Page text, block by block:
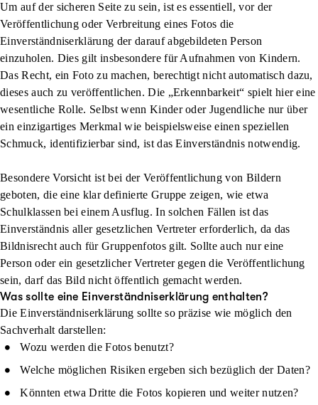
Um auf der sicheren Seite zu sein, ist es essentiell, vor der
Veröffentlichung oder Verbreitung eines Fotos die
Einverständniserklärung der darauf abgebildeten Person
einzuholen. Dies gilt insbesondere für Aufnahmen von Kindern.
Das Recht, ein Foto zu machen, berechtigt nicht automatisch dazu,
dieses auch zu veröffentlichen. Die „Erkennbarkeit“ spielt hier eine
wesentliche Rolle. Selbst wenn Kinder oder Jugendliche nur über
ein einzigartiges Merkmal wie beispielsweise einen speziellen
Schmuck, identifizierbar sind, ist das Einverständnis notwendig.
Besondere Vorsicht ist bei der Veröffentlichung von Bildern
geboten, die eine klar definierte Gruppe zeigen, wie etwa
Schulklassen bei einem Ausflug. In solchen Fällen ist das
Einverständnis aller gesetzlichen Vertretererforderlich, da das
Bildnisrecht auch für Gruppenfotos gilt. Sollte auch nur eine
Person oder ein gesetzlicher Vertreter gegen die Veröffentlichung
sein, darf das Bild nicht öffentlich gemacht werden.
Was sollte eine Einverständniserklärung enthalten?
Die Einverständniserklärung sollte so präzise wie möglich den
Sachverhalt darstellen:
Wozu werden die Fotos benutzt?
Welche möglichen Risiken ergeben sich bezüglich der Daten?
Könnten etwa Dritte die Fotos kopieren und weiter nutzen?